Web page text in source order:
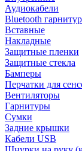
Аудиокабели
Bluetooth
Вставные
Накладные
Защитные пленки
Защитные стекла
Бамперы
Перчатки для
Вентиляторы
Гарнитуры
Сумки
Задние крышки
Кабели USB